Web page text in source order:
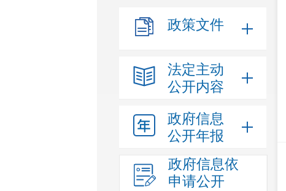
政策文件
法定主动
公开内容
政府信息
公开年报
政府信息依
申请公开